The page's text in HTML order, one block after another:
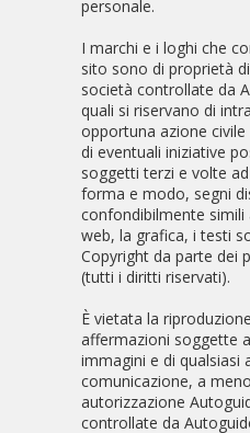
personale.
I marchi e i loghi che
sito sono di proprietà
società controllate da
quali si riservano di
opportuna azione
di eventuali iniziative
soggetti terzi e volte
forma e modo, segni
confondibilmente
web, la grafica, i testi
Copyright da parte dei
(tutti i diritti riservati).
È vietata la
affermazioni soggette
immagini e di qualsiasi
comunicazione, a
autorizzazione
controllate da